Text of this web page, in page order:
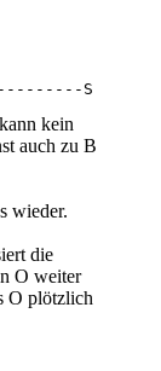
S
kein
auch zu B
wieder.
die
O weiter
O plötzlich